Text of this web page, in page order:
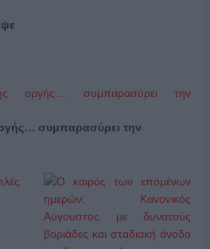
συμπαρασύρει την